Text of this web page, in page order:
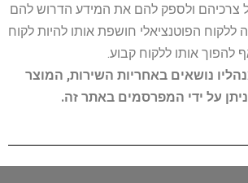
צרכיהם ולספק להם את המידע הדרוש להם
ללקוח הפוטנציאלי חושפת אותו להיות לקוח
להפוך אותו ללקוח קבוע.
נושאים באחריות השירות, המוצר
על ידי המפרסמים באתר זה.